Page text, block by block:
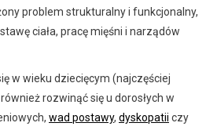
problem strukturalny i funkcjonalny,
ciała, pracę mięśni i narządów
w wieku dziecięcym (najczęściej
rozwinąć się u dorosłych w
wad postawy, dyskopatii czy